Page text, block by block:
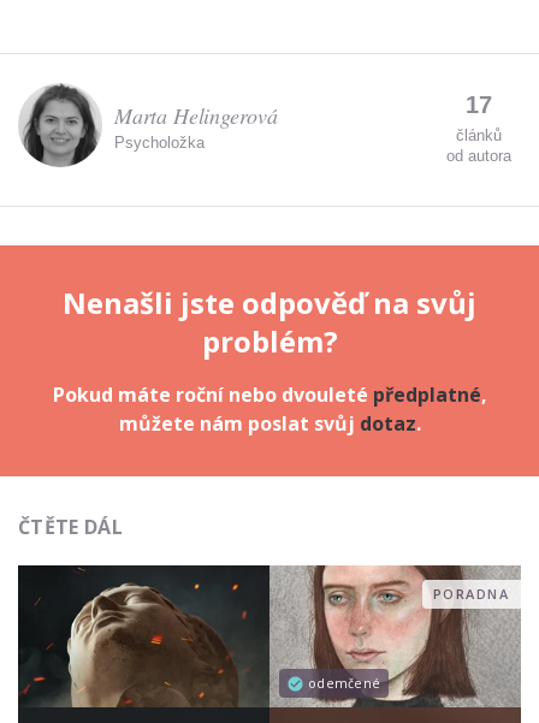
Marta Helingerová
Psycholožka
17
článků
od autora
Nenašli jste odpověď na svůj
problém?
Pokud máte roční nebo dvouleté předplatné,
můžete nám poslat svůj dotaz.
ČTĚTE DÁL
odemčené
PORADNA